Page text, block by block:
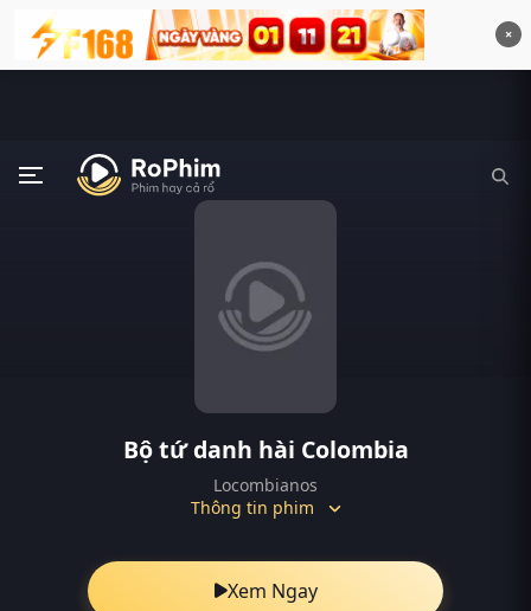
×
Bộ tứ danh hài Colombia
Locombianos
Thông tin phim
Xem Ngay